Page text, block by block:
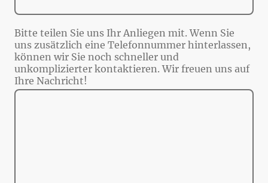
Bitte teilen Sie uns Ihr Anliegen mit. Wenn Sie
uns zusätzlich eine Telefonnummer hinterlassen,
können wir Sie noch schneller und
unkomplizierter kontaktieren. Wir freuen uns auf
Ihre Nachricht!